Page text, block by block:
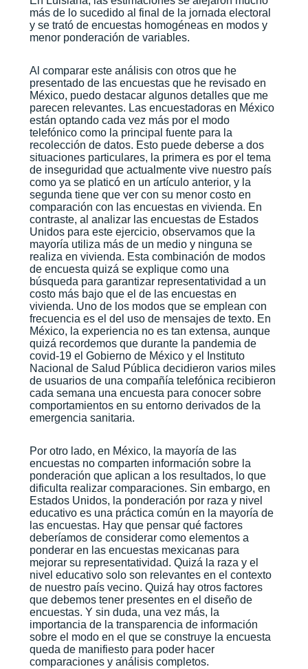
más de lo sucedido al final de la jornada electoral
y se trató de encuestas homogéneas en modos y
menor ponderación de variables.
Al comparar este análisis con otros que he
presentado de las encuestas que he revisado en
México, puedo destacar algunos detalles que me
parecen relevantes. Las encuestadoras en México
están optando cada vez más por el modo
telefónico como la principal fuente para la
recolección de datos. Esto puede deberse a dos
situaciones particulares, la primera es por el tema
de inseguridad que actualmente vive nuestro país
como ya se platicó en un artículo anterior, y la
segunda tiene que ver con su menor costo en
comparación con las encuestas en vivienda. En
contraste, al analizar las encuestas de Estados
Unidos para este ejercicio, observamos que la
mayoría utiliza más de un medio y ninguna se
realiza en vivienda. Esta combinación de modos
de encuesta quizá se explique como una
búsqueda para garantizar representatividad a un
costo más bajo que el de las encuestas en
vivienda. Uno de los modos que se emplean con
frecuencia es el del uso de mensajes de texto. En
México, la experiencia no es tan extensa, aunque
quizá recordemos que durante la pandemia de
covid-19 el Gobierno de México y el Instituto
Nacional de Salud Pública decidieron varios miles
de usuarios de una compañía telefónica recibieron
cada semana una encuesta para conocer sobre
comportamientos en su entorno derivados de la
emergencia sanitaria.
Por otro lado, en México, la mayoría de las
encuestas no comparten información sobre la
ponderación que aplican a los resultados, lo que
dificulta realizar comparaciones. Sin embargo, en
Estados Unidos, la ponderación por raza y nivel
educativo es una práctica común en la mayoría de
las encuestas. Hay que pensar qué factores
deberíamos de considerar como elementos a
ponderar en las encuestas mexicanas para
mejorar su representatividad. Quizá la raza y el
nivel educativo solo son relevantes en el contexto
de nuestro país vecino. Quizá hay otros factores
que debemos tener presentes en el diseño de
encuestas. Y sin duda, una vez más, la
importancia de la transparencia de información
sobre el modo en el que se construye la encuesta
queda de manifiesto para poder hacer
comparaciones y análisis completos.